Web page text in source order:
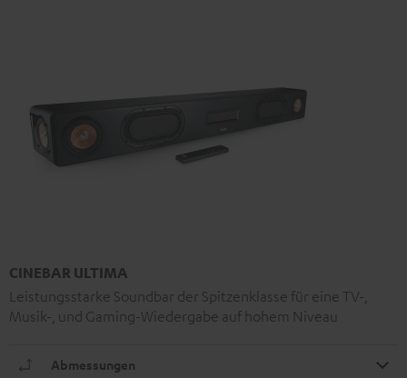
CINEBAR ULTIMA
Leistungsstarke Soundbar der Spitzenklasse für eine TV-,
Musik-, und Gaming-Wiedergabe auf hohem Niveau
Abmessungen